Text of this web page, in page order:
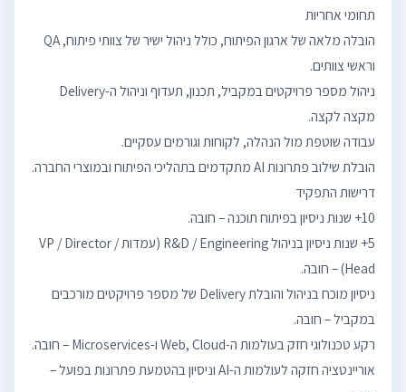
הובלה מלאה של ארגון הפיתוח, כולל ניהול ישיר של צוותי פיתוח, QA
ניהול מספר פרויקטים במקביל, תכנון, תעדוף וניהול ה-Delivery
5+ שנות ניסיון בניהול R&D / Engineering (עמדות VP / Director /
ניסיון מוכח בניהול והובלת Delivery של מספר פרויקטים מורכבים
אוריינטציה חזקה לעולמות ה-AI וניסיון בהטמעת פתרונות בפועל –